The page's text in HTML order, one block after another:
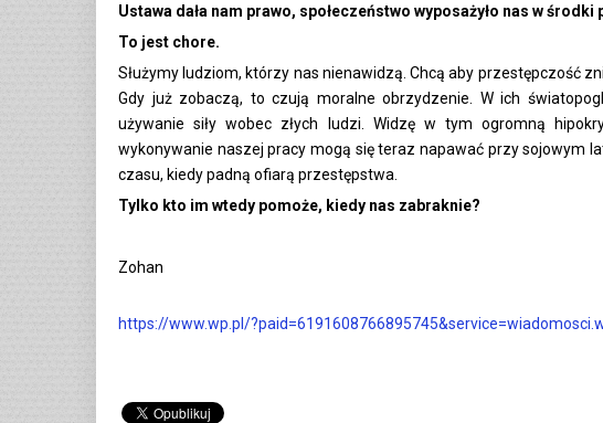
Ustawa dała nam prawo, społeczeństwo wyposażyło nas w
To jest chore.
Służymy ludziom, którzy nas nienawidzą. Chcą aby przestępczość
Gdy już zobaczą, to czują moralne obrzydzenie. W ich
używanie siły wobec złych ludzi. Widzę w tym ogromną
wykonywanie naszej pracy mogą się teraz napawać przy sojowym
czasu, kiedy padną ofiarą przestępstwa.
Tylko kto im wtedy pomoże, kiedy nas zabraknie?
Zohan
https://www.wp.pl/